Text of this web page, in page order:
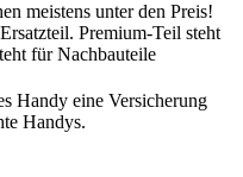
meistens unter den Preis!
Premium-Teil steht
für Nachbauteile
Handy eine Versicherung
Handys.